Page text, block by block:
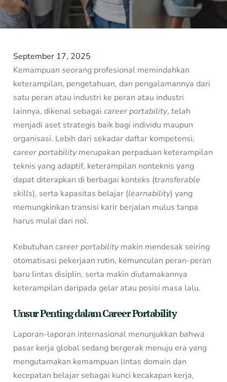
September 17, 2025
Kemampuan seorang profesional memindahkan
keterampilan, pengetahuan, dan pengalamannya dari
satu peran atau industri ke peran atau industri
lainnya, dikenal sebagaicareer portability, telah
menjadi aset strategis baik bagi individu maupun
organisasi. Lebih dari sekadar daftar kompetensi,
career portabilitymerupakan perpaduan keterampilan
teknis yang adaptif, keterampilan nonteknis yang
dapat diterapkan di berbagai konteks (transferable
skills), serta kapasitas belajar (learnability) yang
memungkinkan transisi karir berjalan mulus tanpa
harus mulai dari nol.
Kebutuhancareer portabilitymakin mendesak seiring
otomatisasi pekerjaan rutin, kemunculan peran-peran
baru lintas disiplin, serta makin diutamakannya
keterampilan daripada gelar atau posisi masa lalu.
Unsur Penting dalam Career Portability
Laporan-laporan internasional menunjukkan bahwa
pasar kerja global sedang bergerak menuju era yang
mengutamakan kemampuan lintas domain dan
kecepatan belajar sebagai kunci kecakapan kerja,